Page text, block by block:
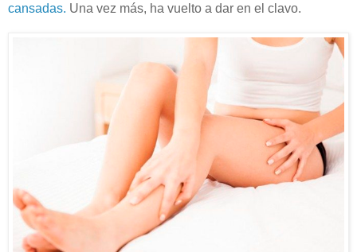
cansadas. Una vez más, ha vuelto a dar en el clavo.